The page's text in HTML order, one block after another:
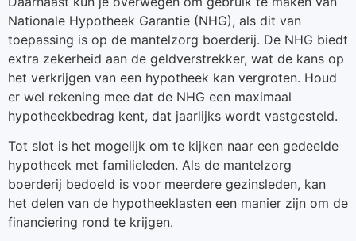
Nationale Hypotheek Garantie (NHG), als dit van
toepassing is op de mantelzorg boerderij. De NHG biedt
extra zekerheid aan de geldverstrekker, wat de kans op
het verkrijgen van een hypotheek kan vergroten. Houd
er wel rekening mee dat de NHG een maximaal
hypotheekbedrag kent, dat jaarlijks wordt vastgesteld.
Tot slot is het mogelijk om te kijken naar een gedeelde
hypotheek met familieleden. Als de mantelzorg
boerderij bedoeld is voor meerdere gezinsleden, kan
het delen van de hypotheeklasten een manier zijn om de
financiering rond te krijgen.